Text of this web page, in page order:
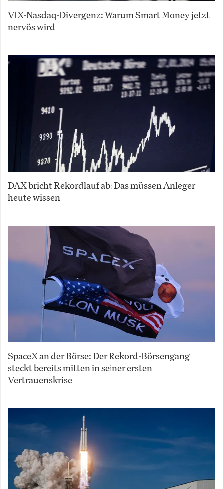
VIX-Nasdaq-Divergenz: Warum Smart Money jetzt
nervös wird
DAX bricht Rekordlauf ab: Das müssen Anleger
heute wissen
SpaceX an der Börse: Der Rekord-Börsengang
steckt bereits mitten in seiner ersten
Vertrauenskrise